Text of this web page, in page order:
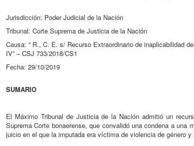
Jurisdicción: Poder Judicial de la Nación
Tribunal: Corte Suprema de Justicia de la Nación
Causa: “ R., C. E. s/ Recurso Extraordinario de inaplicabilidad
IV” – CSJ 733/2018/CS1
Fecha: 29/10/2019
SUMARIO
El Máximo Tribunal de Justicia de la Nación admitió un
Suprema Corte bonaerense, que convalidó una condena a
juicio en el que la imputada era víctima de violencia de género